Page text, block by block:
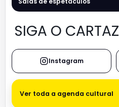
SIGA O CARTAZ
Instagram
Ver toda a agenda cultural